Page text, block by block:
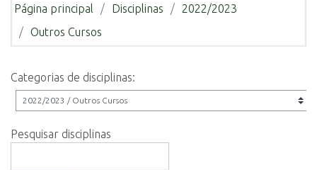
Página principal Disciplinas
2022/2023
Outros Cursos
Categorias de disciplinas:
Pesquisar disciplinas